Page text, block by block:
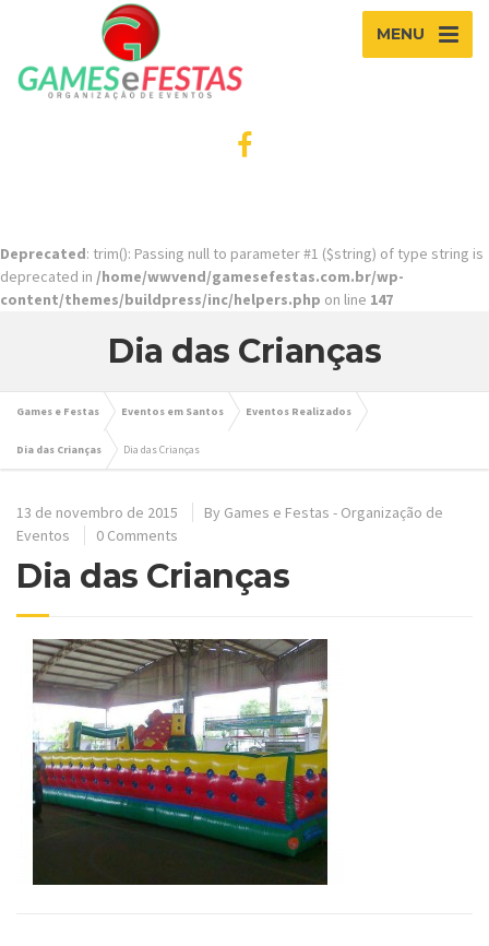
MENU
Deprecated: trim(): Passing null to parameter #1 ($string) of type string is
deprecated in /home/wwvend/gamesefestas.com.br/wp-
content/themes/buildpress/inc/helpers.php on line 147
Dia das Crianças
Games e Festas Eventos em Santos Eventos Realizados
Dia das Crianças Dia das Crianças
13 de novembro de 2015 By Games e Festas - Organização de
Eventos
0 Comments
Dia das Crianças